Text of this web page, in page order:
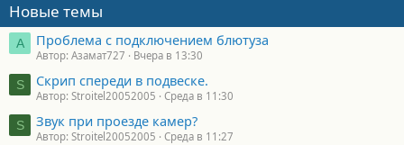
Новые темы
А Проблема с подключением блютуза
Автор: Азамат727 Вчера в 13:30
S Скрип спереди в подвеске.
Автор: Stroitel20052005 Среда в 11:30
S Звук при проезде камер?
Автор: Stroitel20052005 Среда в 11:27